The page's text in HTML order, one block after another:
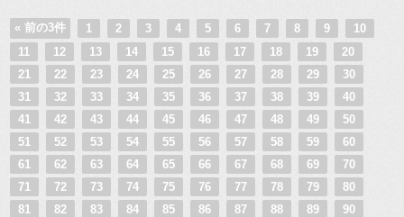
« 前の3件 1 2 3 4 5 6 7 8 9
10
11
12 13 14 15 16 17 18 19
20
21
22 23 24 25 26 27 28 29
30
31
32 33 34 35 36 37 38 39
40
41
42 43 44 45 46 47 48 49
50
51
52 53 54 55 56 57 58 59
60
61
62 63 64 65 66 67 68 69
70
71
72 73 74 75 76 77 78 79
80
81
82 83 84 85 86 87 88 89
90